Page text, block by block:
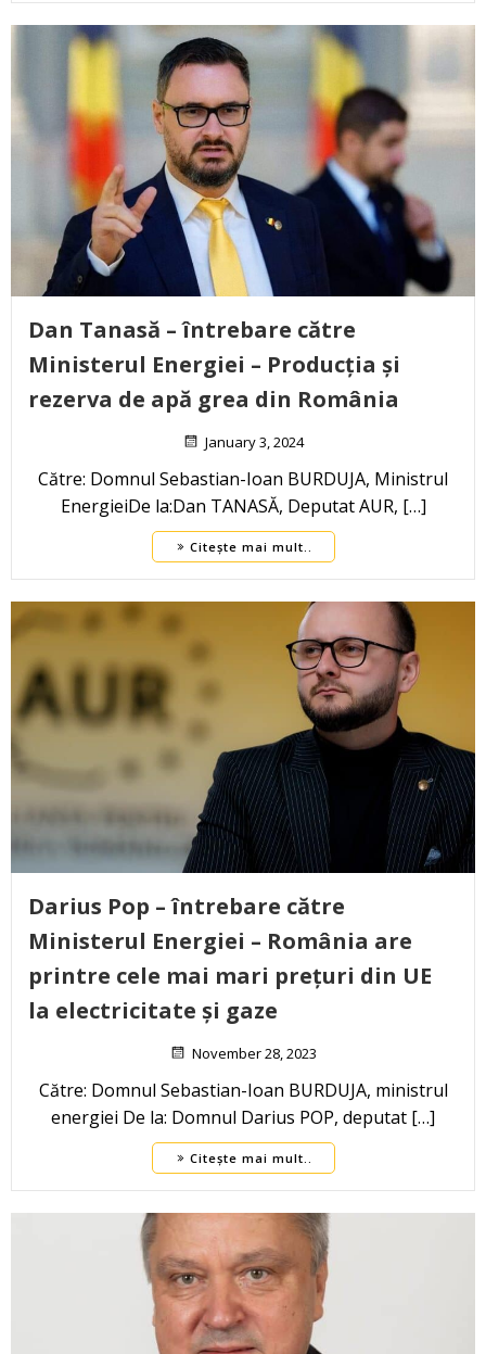
Dan Tanasă – întrebare către
Ministerul Energiei – Producția și
rezerva de apă grea din România
January 3, 2024
Către: Domnul Sebastian-Ioan BURDUJA, Ministrul
EnergieiDe la:Dan TANASĂ, Deputat AUR, […]
Citește mai mult..
Darius Pop – întrebare către
Ministerul Energiei – România are
printre cele mai mari prețuri din UE
la electricitate și gaze
November 28, 2023
Către: Domnul Sebastian-Ioan BURDUJA, ministrul
energiei De la: Domnul Darius POP, deputat […]
Citește mai mult..